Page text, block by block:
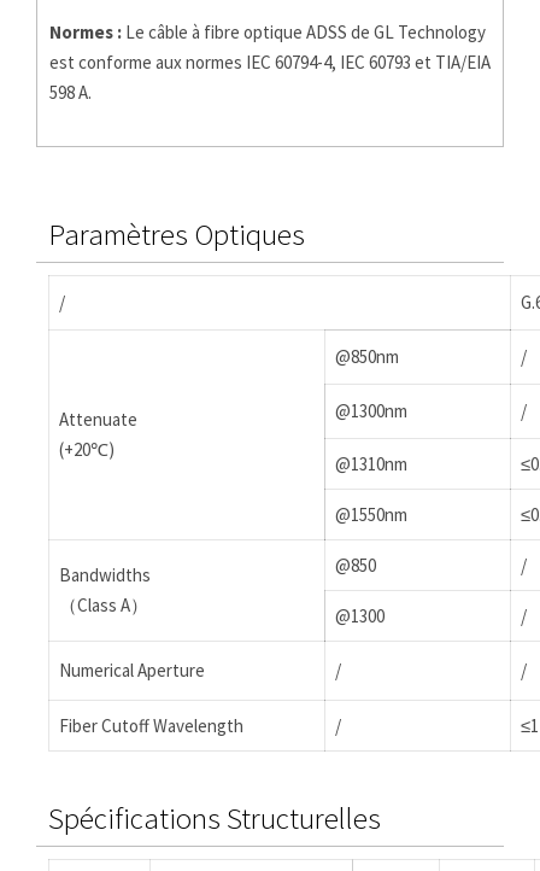
Normes : Le câble à fibre optique ADSS de GL Technology
est conforme aux normes IEC 60794-4, IEC 60793 et TIA/EIA
598 A.
Paramètres Optiques
/
Attenuate
(+20℃)
@850nm /
@1300nm /
@1310nm
@1550nm
Bandwidths
（Class A）
@850 /
@1300 /
Numerical Aperture / /
Fiber Cutoff Wavelength /
Spécifications Structurelles